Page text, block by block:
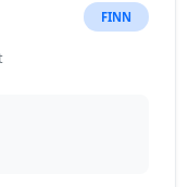
FINN